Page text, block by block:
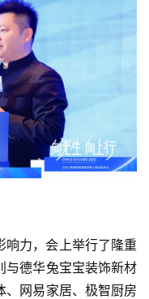
响力，会上举行了隆重
与德华兔宝宝装饰新材
、网易家居、极智厨房